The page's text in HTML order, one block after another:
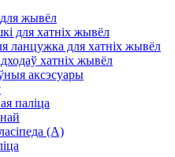
жывёл
для хатніх жывёл
ланцужка для хатніх жывёл
хатніх жывёл
аксэсуары
паліца
(А)